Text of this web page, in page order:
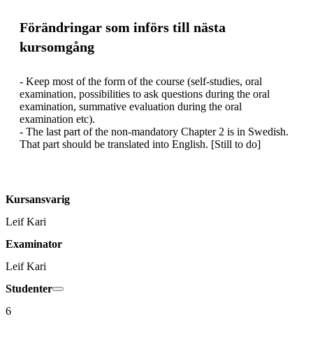
Förändringar som införs till nästa
kursomgång
- Keep most of the form of the course (self-studies, oral
examination, possibilities to ask questions during the oral
examination, summative evaluation during the oral
examination etc).
- The last part of the non-mandatory Chapter 2 is in Swedish.
That part should be translated into English. [Still to do]
Kursansvarig
Leif Kari
Examinator
Leif Kari
Studenter
6